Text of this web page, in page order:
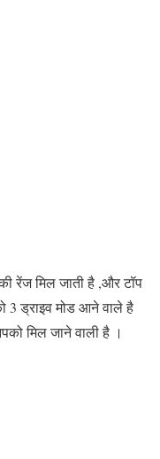
रेंज मिल जाती है ,और टॉप
3 ड्राइव मोड आने वाले है
मिल जाने वाली है ।